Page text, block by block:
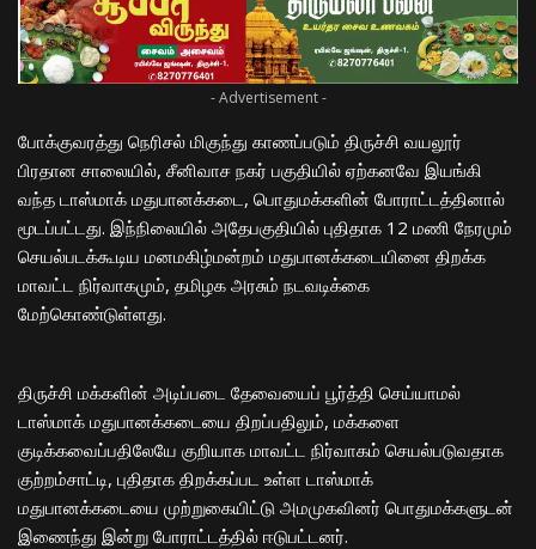
- Advertisement -
போக்குவரத்து நெரிசல் மிகுந்து காணப்படும் திருச்சி வயலூர்
பிரதான சாலையில், சீனிவாச நகர் பகுதியில் ஏற்கனவே இயங்கி
வந்த டாஸ்மாக் மதுபானக்கடை, பொதுமக்களின் போராட்டத்தினால்
மூடப்பட்டது. இந்நிலையில் அதேபகுதியில் புதிதாக 12 மணி நேரமும்
செயல்படக்கூடிய மனமகிழ்மன்றம் மதுபானக்கடையினை திறக்க
மாவட்ட நிர்வாகமும், தமிழக அரசும் நடவடிக்கை
மேற்கொண்டுள்ளது.
திருச்சி மக்களின் அடிப்படை தேவையைப் பூர்த்தி செய்யாமல்
டாஸ்மாக் மதுபானக்கடையை திறப்பதிலும், மக்களை
குடிக்கவைப்பதிலேயே குறியாக மாவட்ட நிர்வாகம் செயல்படுவதாக
குற்றம்சாட்டி, புதிதாக திறக்கப்பட உள்ள டாஸ்மாக்
மதுபானக்கடையை முற்றுகையிட்டு அமமுகவினர் பொதுமக்களுடன்
இணைந்து இன்று போராட்டத்தில் ஈடுபட்டனர்.